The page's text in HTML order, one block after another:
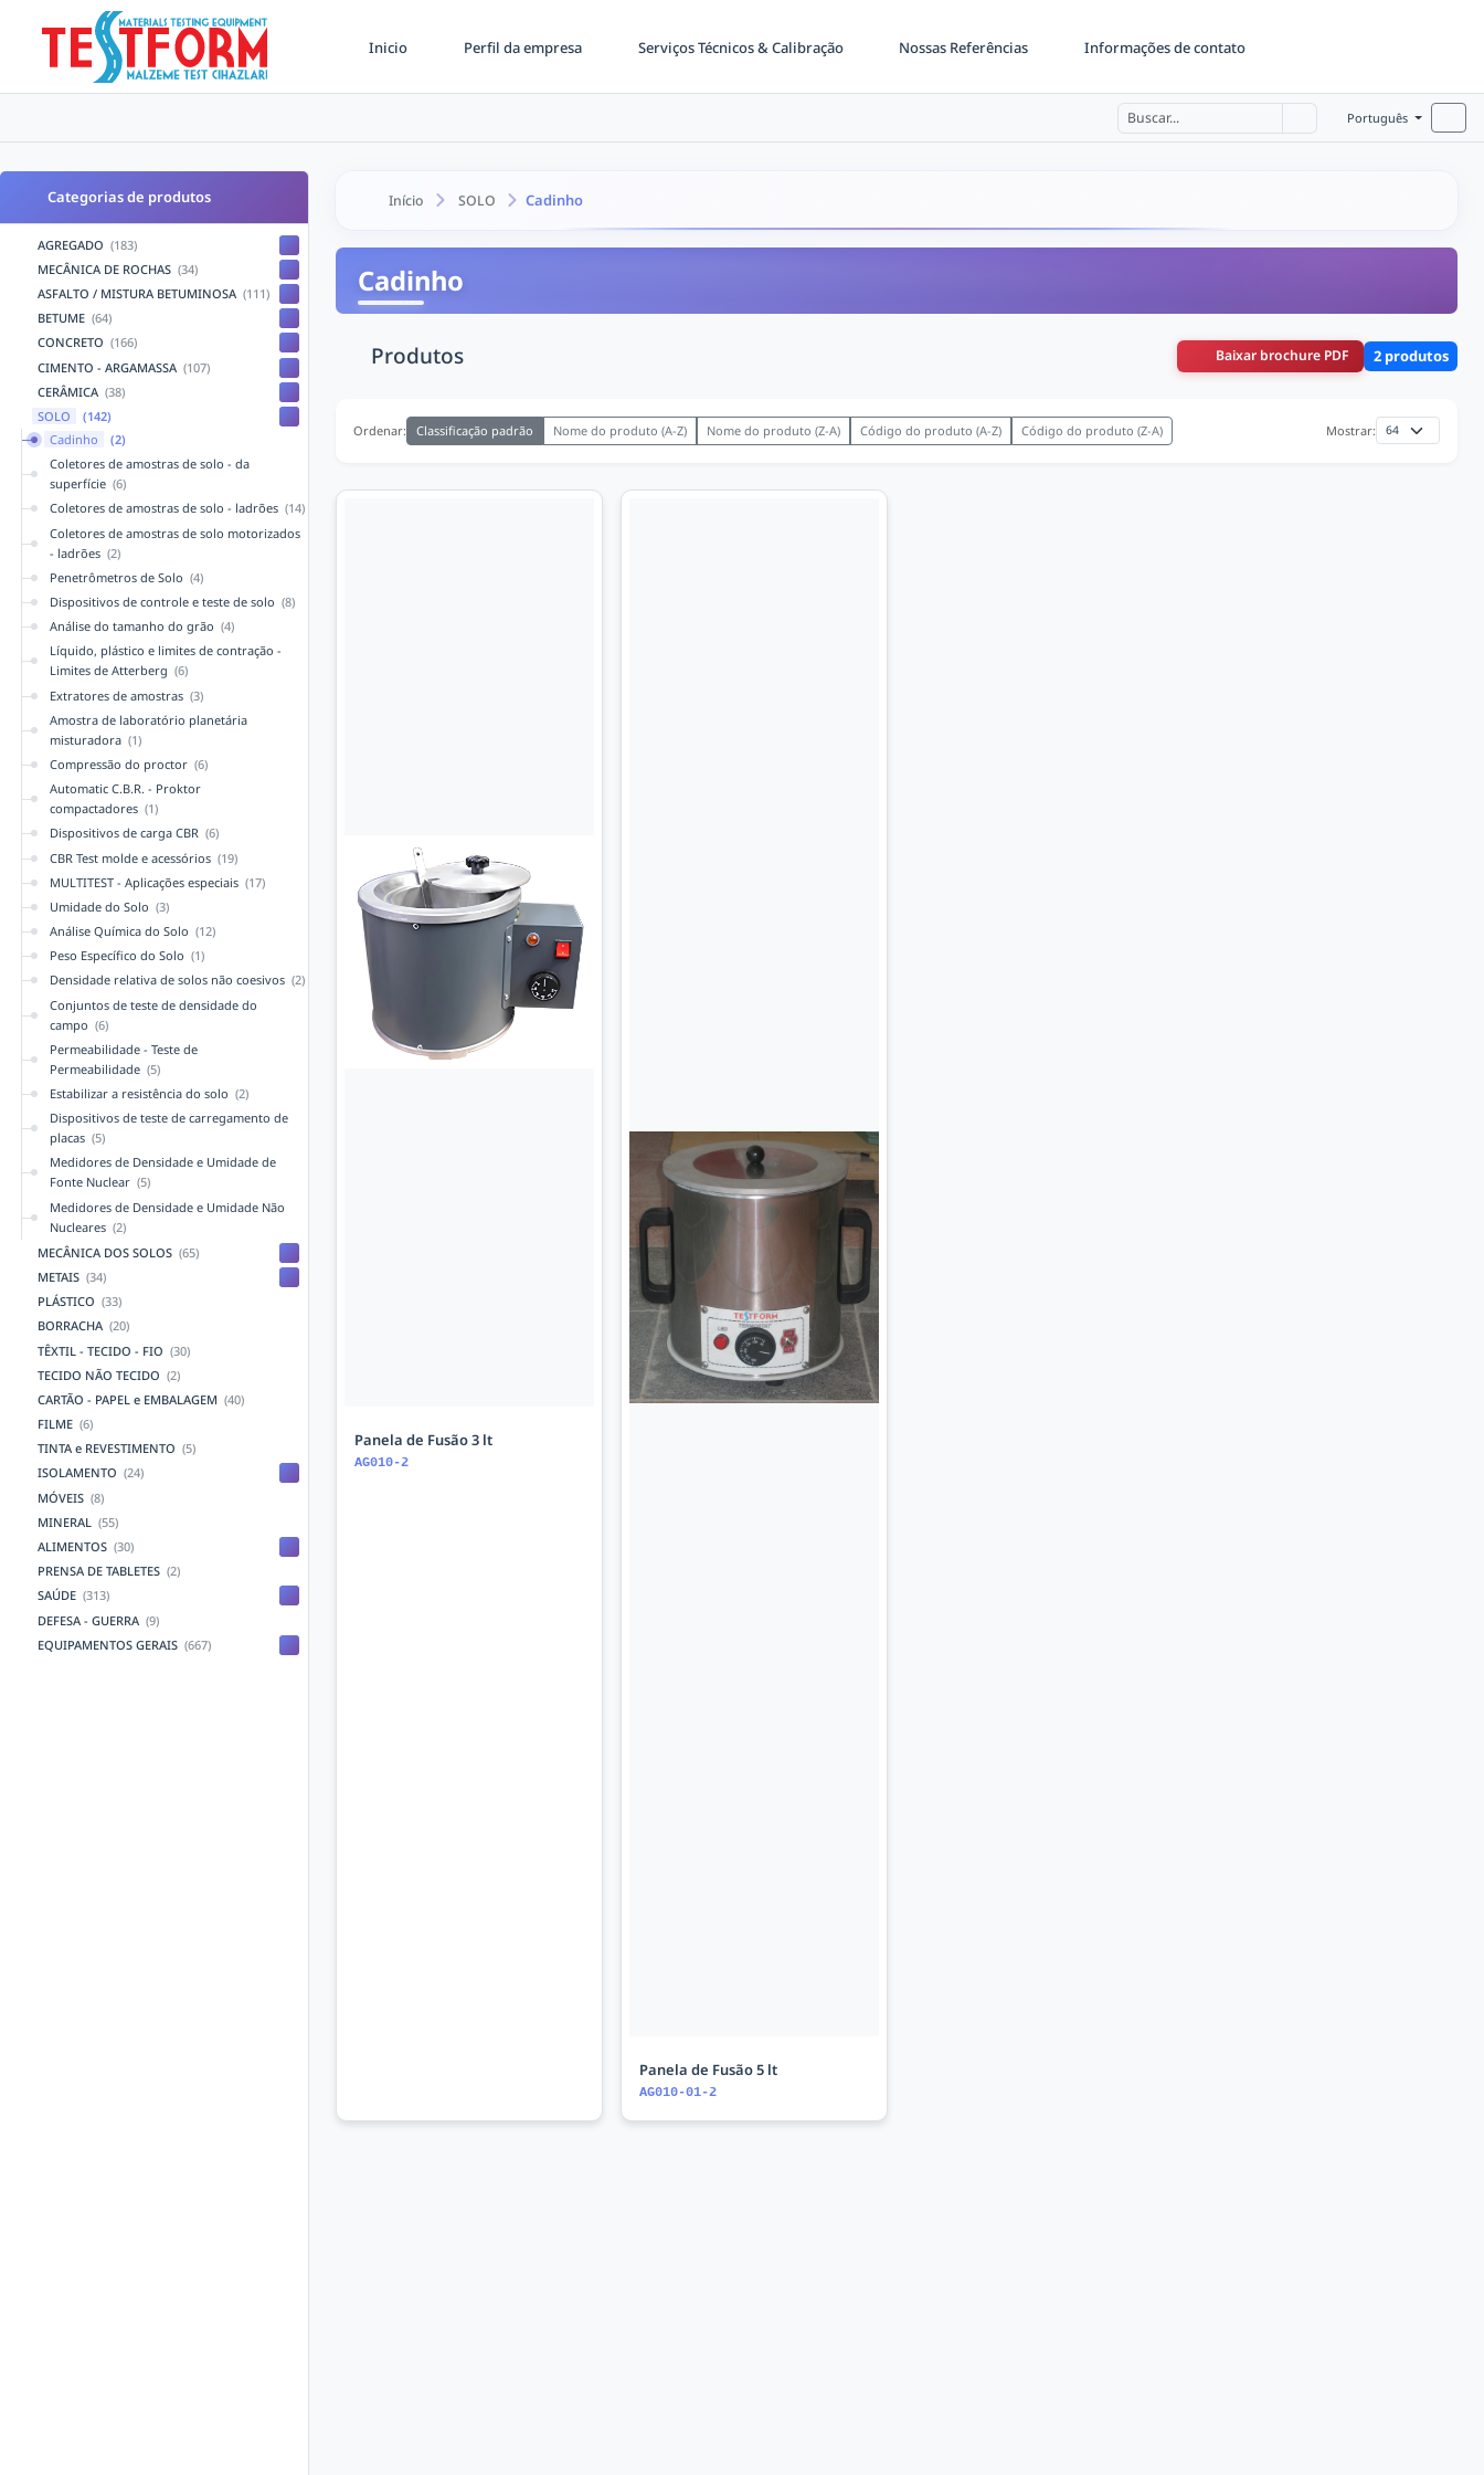
Inicio Perfil da empresa Serviços Técnicos & Calibração Nossas Referências Informações de contato
Português
Categorias de produtos
AGREGADO (183)
MECÂNICA DE ROCHAS (34)
ASFALTO / MISTURA BETUMINOSA (111)
BETUME (64)
CONCRETO (166)
CIMENTO - ARGAMASSA (107)
CERÂMICA (38)
SOLO
(142)
Cadinho
(2)
Coletores de amostras de solo - da
superfície (6)
Coletores de amostras de solo - ladrões (14)
Coletores de amostras de solo motorizados
- ladrões (2)
Penetrômetros de Solo (4)
Dispositivos de controle e teste de solo (8)
Análise do tamanho do grão (4)
Líquido, plástico e limites de contração -
Limites de Atterberg (6)
Extratores de amostras (3)
Amostra de laboratório planetária
misturadora (1)
Compressão do proctor (6)
Automatic C.B.R. - Proktor
compactadores (1)
Dispositivos de carga CBR (6)
CBR Test molde e acessórios (19)
MULTITEST - Aplicações especiais (17)
Umidade do Solo (3)
Análise Química do Solo (12)
Peso Específico do Solo (1)
Densidade relativa de solos não coesivos (2)
Conjuntos de teste de densidade do
campo (6)
Permeabilidade - Teste de
Permeabilidade (5)
Estabilizar a resistência do solo (2)
Dispositivos de teste de carregamento de
placas (5)
Medidores de Densidade e Umidade de
Fonte Nuclear (5)
Medidores de Densidade e Umidade Não
Nucleares (2)
MECÂNICA DOS SOLOS (65)
METAIS (34)
PLÁSTICO (33)
BORRACHA (20)
TÊXTIL - TECIDO - FIO (30)
TECIDO NÃO TECIDO (2)
CARTÃO - PAPEL e EMBALAGEM (40)
FILME (6)
TINTA e REVESTIMENTO (5)
ISOLAMENTO (24)
MÓVEIS (8)
MINERAL
(55)
ALIMENTOS (30)
PRENSA DE TABLETES (2)
SAÚDE (313)
DEFESA - GUERRA (9)
EQUIPAMENTOS GERAIS (667)
Início SOLO Cadinho
Cadinho
Produtos Baixar brochure PDF 2 produtos
Ordenar: Classificação padrão Nome do produto (A-Z) Nome do produto (Z-A) Código do produto (A-Z) Código do produto (Z-A) Mostrar:
Panela de Fusão 3 lt
AG010-2
Panela de Fusão 5 lt
AG010-01-2